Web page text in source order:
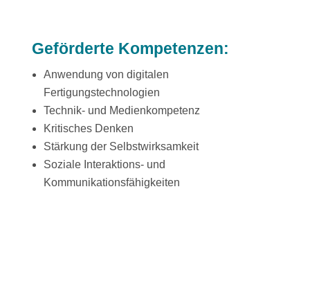
Geförderte Kompetenzen:
Anwendung von digitalen
Fertigungstechnologien
Technik- und Medienkompetenz
Kritisches Denken
Stärkung der Selbstwirksamkeit
Soziale Interaktions- und
Kommunikationsfähigkeiten